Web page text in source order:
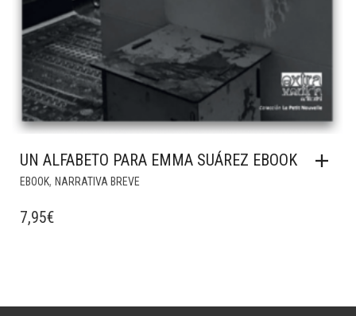
UN ALFABETO PARA EMMA SUÁREZ EBOOK
EBOOK, NARRATIVA BREVE
7,95€